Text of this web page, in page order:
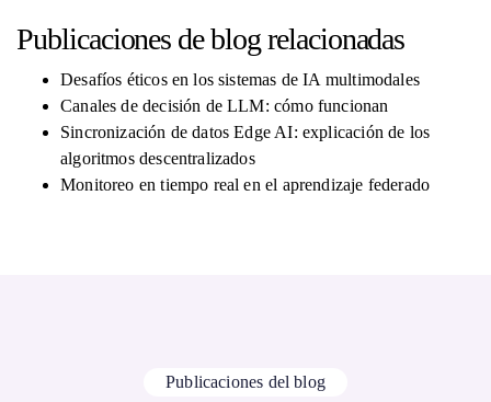
Publicaciones de blog relacionadas
Desafíos éticos en los sistemas de IA multimodales
Canales de decisión de LLM: cómo funcionan
Sincronización de datos Edge AI: explicación de los
algoritmos descentralizados
Monitoreo en tiempo real en el aprendizaje federado
Publicaciones del blog